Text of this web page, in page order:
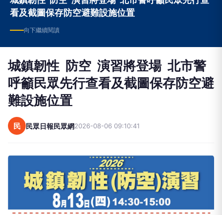
看及截圖保存防空避難設施位置
向下繼續閱讀
城鎮韌性 防空 演習將登場 北市警
呼籲民眾先行查看及截圖保存防空避
難設施位置
民 民眾日報民眾網2026-08-06 09:10:41